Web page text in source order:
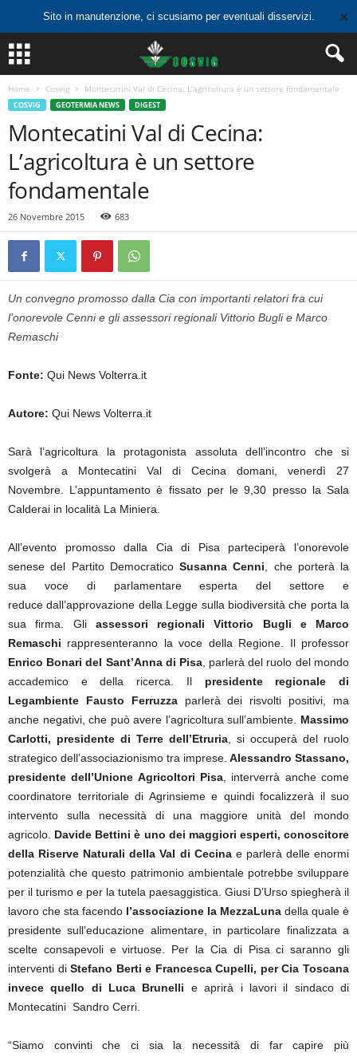
Sito in manutenzione, ci scusiamo per eventuali disservizi. ✕
Home Cosvig Montecatini Val di Cecina: L’agricoltura è un settore fondamentale
COSVIG GEOTERMIA NEWS DIGEST
Montecatini Val di Cecina:
L’agricoltura è un settore
fondamentale
26 Novembre 2015 683
Un convegno promosso dalla Cia con importanti relatori fra cui
l’onorevole Cenni e gli assessori regionali Vittorio Bugli e Marco
Remaschi
Fonte: Qui News Volterra.it
Autore: Qui News Volterra.it
Sarà l’agricoltura la protagonista assoluta dell’incontro che si
svolgerà a Montecatini Val di Cecina domani, venerdì 27
Novembre. L’appuntamento è fissato per le 9,30 presso la Sala
Calderai in località La Miniera.
All’evento promosso dalla Cia di Pisa parteciperà l’onorevole
senese del Partito Democratico Susanna Cenni , che porterà la
sua voce di parlamentare esperta del settore e
reduce dall’approvazione della Legge sulla biodiversità che porta la
sua firma. Gli assessori regionali Vittorio Bugli e Marco
Remaschi rappresenteranno la voce della Regione. Il professor
Enrico Bonari del Sant’Anna di Pisa, parlerà del ruolo del mondo
accademico e della ricerca. Il presidente regionale di
Legambiente Fausto Ferruzzaparlerà dei risvolti positivi, ma
anche negativi, che può avere l’agricoltura sull’ambiente. Massimo
Carlotti, presidente di Terre dell’Etruria , si occuperà del ruolo
strategico dell’associazionismo tra imprese. Alessandro Stassano,
presidente dell’Unione Agricoltori Pisa , interverrà anche come
coordinatore territoriale di Agrinsieme e quindi focalizzerà il suo
intervento sulla necessità di una maggiore unità del mondo
agricolo. Davide Bettini è uno dei maggiori esperti, conoscitore
della Riserve Naturali della Val di Cecina e parlerà delle enormi
potenzialità che questo patrimonio ambientale potrebbe sviluppare
per il turismo e per la tutela paesaggistica. Giusi D’Urso spiegherà il
lavoro che sta facendo l’associazione la MezzaLuna della quale è
presidente sull’educazione alimentare, in particolare finalizzata a
scelte consapevoli e virtuose. Per la Cia di Pisa ci saranno gli
interventi diStefano Berti e Francesca Cupelli, per Cia Toscana
invece quello di Luca Brunelli e aprirà i lavori il sindaco di
Montecatini Sandro Cerri.
“Siamo convinti che ci sia la necessità di far capire più